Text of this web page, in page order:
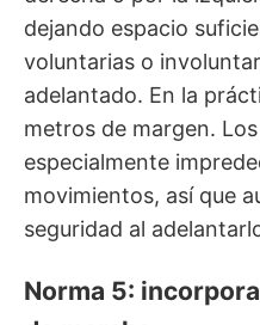
dejando espacio
voluntarias o
adelantado. En la
metros de margen.
especialmente
movimientos, así que
seguridad al
Norma 5: